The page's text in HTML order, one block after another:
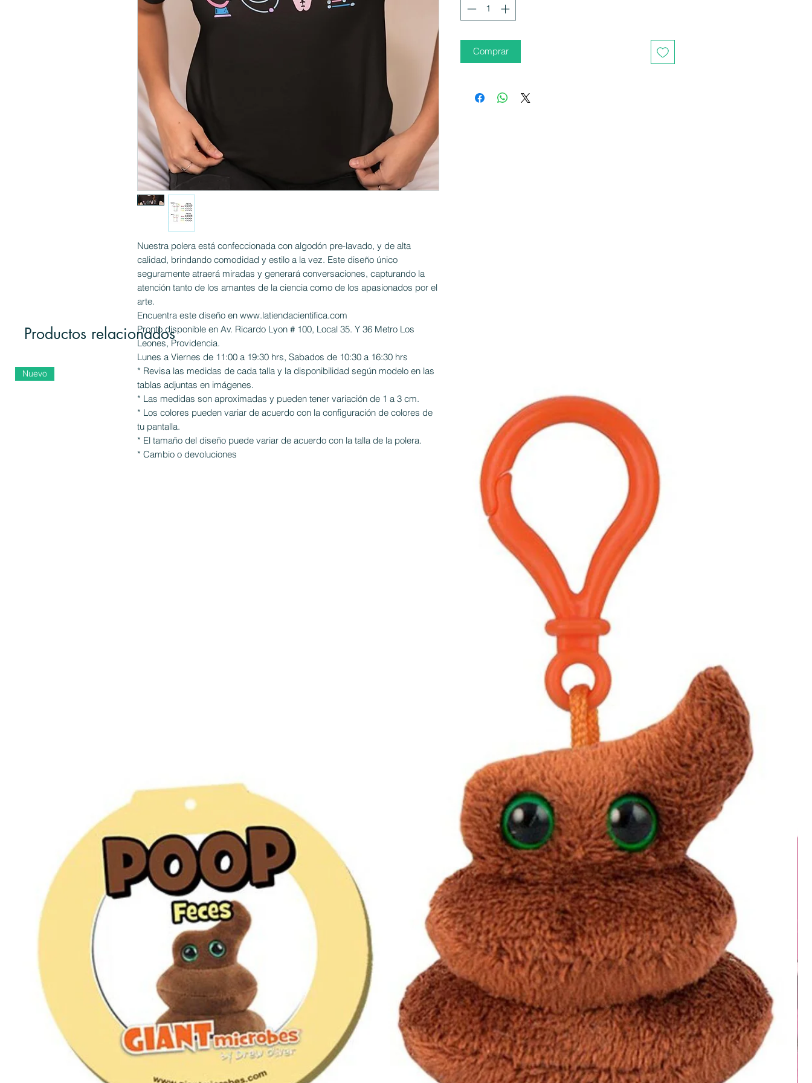
Productos relacionados
Nuevo
Nuestra polera está confeccionada con algodón pre-lavado, y de alta
calidad, brindando comodidad y estilo a la vez. Este diseño único
seguramente atraerá miradas y generará conversaciones, capturando la
atención tanto de los amantes de la ciencia como de los apasionados por el
arte.
Encuentra este diseño en www.latiendacientifica.com
Pronto disponible en Av. Ricardo Lyon # 100, Local 35. Y 36 Metro Los
Leones, Providencia.
Lunes a Viernes de 11:00 a 19:30 hrs, Sabados de 10:30 a 16:30 hrs
* Revisa las medidas de cada talla y la disponibilidad según modelo en las
tablas adjuntas en imágenes.
* Las medidas son aproximadas y pueden tener variación de 1 a 3 cm.
* Los colores pueden variar de acuerdo con la configuración de colores de
tu pantalla.
* El tamaño del diseño puede variar de acuerdo con la talla de la polera.
* Cambio o devoluciones
Comprar